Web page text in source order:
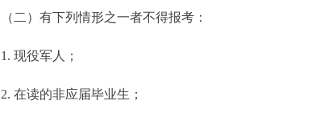
（二）有下列情形之一者不得报考：
1. 现役军人；
2. 在读的非应届毕业生；